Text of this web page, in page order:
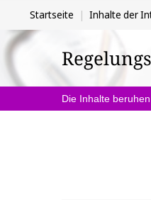
Sie
befinden
sich
hier:
Startseite Inhalte der
Die Inhalte